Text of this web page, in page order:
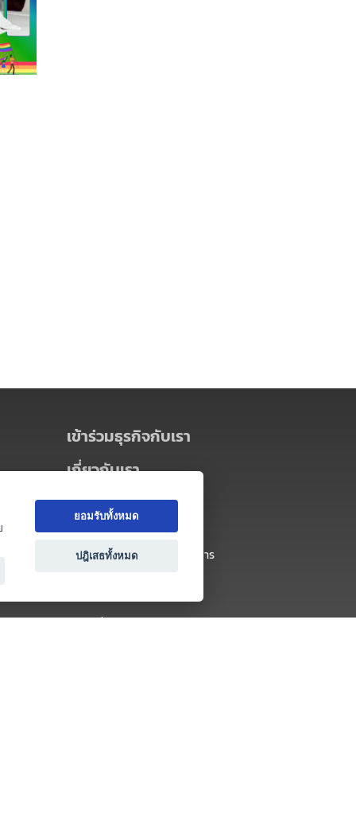
เข้าร่วมธุรกิจกับเรา
เกี่ยวกับเรา
เกี่ยวกับ Thai MICE Connect
นโยบายความเป็นส่วนตัว
ข้อตกลง และเงื่อนไขการใช้บริการ
ยอมรับทั้งหมด
ปฎิเสธทั้งหมด